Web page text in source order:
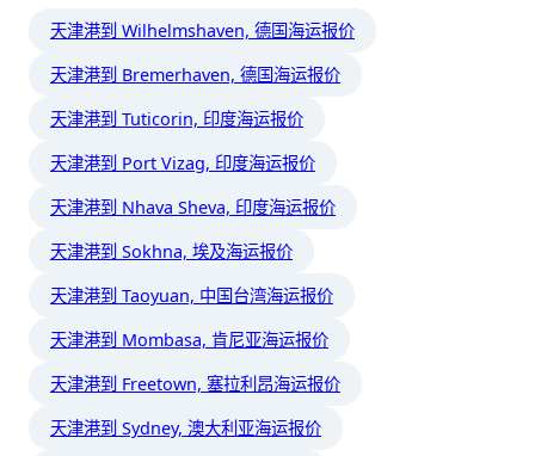
天津港到 Wilhelmshaven, 德国海运报价
天津港到 Bremerhaven, 德国海运报价
天津港到 Tuticorin, 印度海运报价
天津港到 Port Vizag, 印度海运报价
天津港到 Nhava Sheva, 印度海运报价
天津港到 Sokhna, 埃及海运报价
天津港到 Taoyuan, 中国台湾海运报价
天津港到 Mombasa, 肯尼亚海运报价
天津港到 Freetown, 塞拉利昂海运报价
天津港到 Sydney, 澳大利亚海运报价